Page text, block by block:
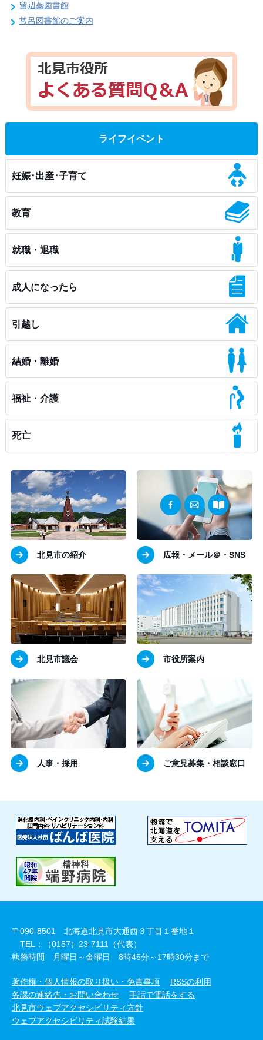
留辺蘂図書館
常呂図書館のご案内
ライフイベント
妊娠･出産･子育て
教育
就職・退職
成人になったら
引越し
結婚・離婚
福祉・介護
死亡
北見市の紹介 広報・メール＠・SNS
北見市議会 市役所案内
人事・採用 ご意見募集・相談窓口
〒090-8501 北海道北見市大通西３丁目１番地１
TEL：（0157）23-7111（代表）
執務時間 月曜日～金曜日 8時45分～17時30分まで
著作権・個人情報の取り扱い・免責事項
RSSの利用
各課の連絡先・お問い合わせ
手話で電話をする
北見市ウェブアクセシビリティ方針
ウェブアクセシビリティ試験結果